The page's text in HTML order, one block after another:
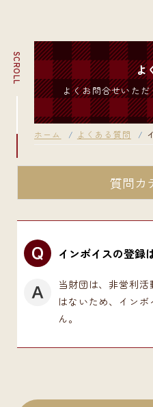
SCROLL よ
よくお問合せいた
ホーム よくある質問
質問カ
インボイスの登録
当財団は、非営利
はないため、イン
ん。